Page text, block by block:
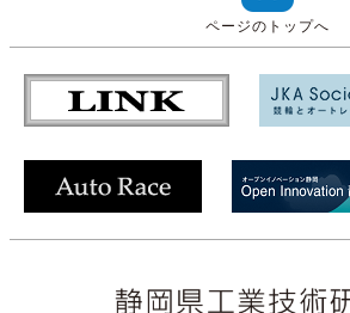
ページのトップへ